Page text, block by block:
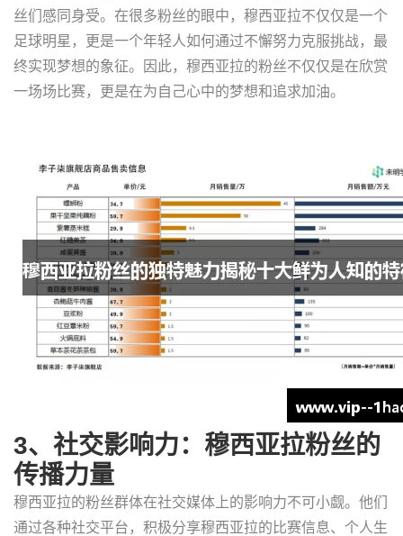
丝们感同身受。在很多粉丝的眼中，穆西亚拉不仅仅是一个
足球明星，更是一个年轻人如何通过不懈努力克服挑战，最
终实现梦想的象征。因此，穆西亚拉的粉丝不仅仅是在欣赏
一场场比赛，更是在为自己心中的梦想和追求加油。
3、社交影响力：穆西亚拉粉丝的
传播力量
穆西亚拉的粉丝群体在社交媒体上的影响力不可小觑。他们
通过各种社交平台，积极分享穆西亚拉的比赛信息、个人生